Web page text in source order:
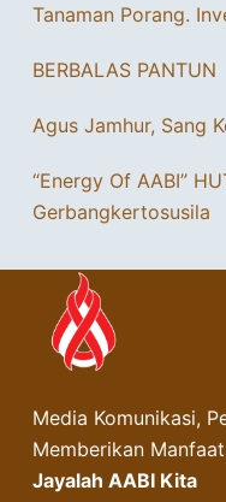
Tanaman Porang.
BERBALAS PANTUN
Agus Jamhur, Sang
“Energy Of AABI”
Gerbangkertosusila
Media Komunikasi,
Memberikan
Jayalah AABI Kita